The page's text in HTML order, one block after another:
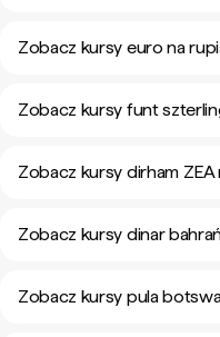
Zobacz kursy euro na
Zobacz kursy funt
Zobacz kursy dirham
Zobacz kursy dinar
Zobacz kursy pula